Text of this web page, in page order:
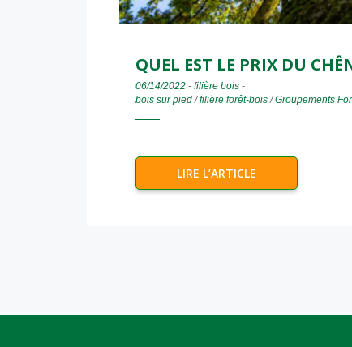
QUEL EST LE PRIX DU
06/14/2022 - filière bois -
bois sur pied/filière forêt-bois/Groupements
LIRE L’ARTICLE